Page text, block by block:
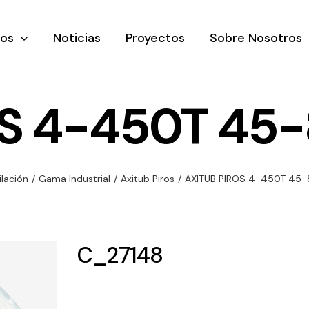
y
de
y
Ventilación
ventilación
Noticias Proyectos Sobre Nosotros
4-450T 45-
/ Gama Industrial / Axitub Piros / AXITUB PIROS 4-450T 45-
C_27148